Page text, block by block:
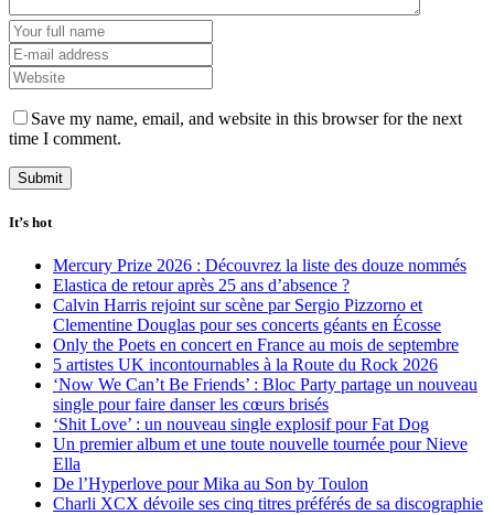
Save my name, email, and website in this browser for the next
time I comment.
It’s hot
Mercury Prize 2026 : Découvrez la liste des douze nommés
Elastica de retour après 25 ans d’absence ?
Calvin Harris rejoint sur scène par Sergio Pizzorno et
Clementine Douglas pour ses concerts géants en Écosse
Only the Poets en concert en France au mois de septembre
5 artistes UK incontournables à la Route du Rock 2026
‘Now We Can’t Be Friends’ : Bloc Party partage un nouveau
single pour faire danser les cœurs brisés
‘Shit Love’ : un nouveau single explosif pour Fat Dog
Un premier album et une toute nouvelle tournée pour Nieve
Ella
De l’Hyperlove pour Mika au Son by Toulon
Charli XCX dévoile ses cinq titres préférés de sa discographie